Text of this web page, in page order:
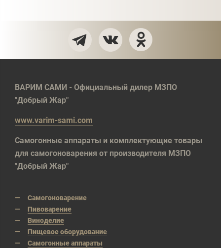
ВАРИМ САМИ - Официальный дилер МЗПО
"Добрый Жар"
www.varim-sami.com
Самогонные аппараты и комплектующие товары
для самогоноварения от производителя МЗПО
"Добрый Жар"
Самогоноварение
Пивоварение
Виноделие
Пищевое оборудование
Самогонные аппараты